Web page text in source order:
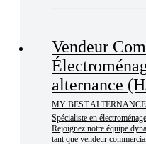
Vendeur
alternance
MY BEST
Spécialiste en
Rejoignez notre équipe
tant que vendeur